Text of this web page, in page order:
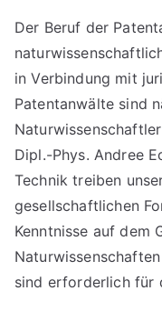
Der Beruf der
in Verbindung mit
Patentanwälte sind
Dipl.-Phys. Andree
Technik treiben
gesellschaftlichen
Kenntnisse auf dem
sind erforderlich für